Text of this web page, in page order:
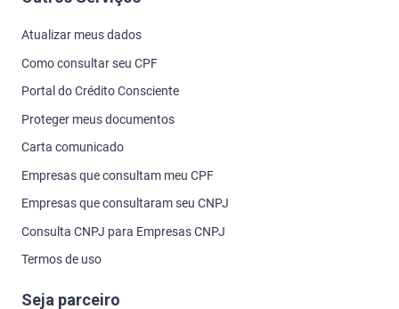
Atualizar meus dados
Como consultar seu CPF
Portal do Crédito Consciente
Proteger meus documentos
Carta comunicado
Empresas que consultam meu CPF
Empresas que consultaram seu CNPJ
Consulta CNPJ para Empresas CNPJ
Termos de uso
Seja parceiro